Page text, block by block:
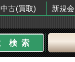
中古(買取) 新規